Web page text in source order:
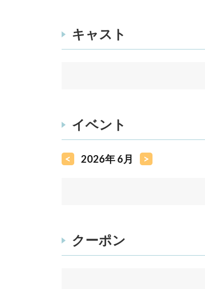
キャスト
イベント
< 2026年 6月 >
クーポン